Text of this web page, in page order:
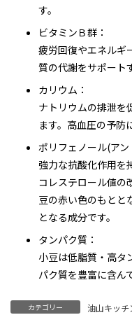
す。
ビタミンＢ群：
疲労回復やエネルギ
質の代謝をサポート
カリウム：
ナトリウムの排泄を
ます。高血圧の予防
ポリフェノール(アン
強力な抗酸化作用を
コレステロール値の
豆の赤い色のもとと
となる成分です。
タンパク質：
小豆は低脂質・高タ
パク質を豊富に含ん
カテゴリー 油山キッチ